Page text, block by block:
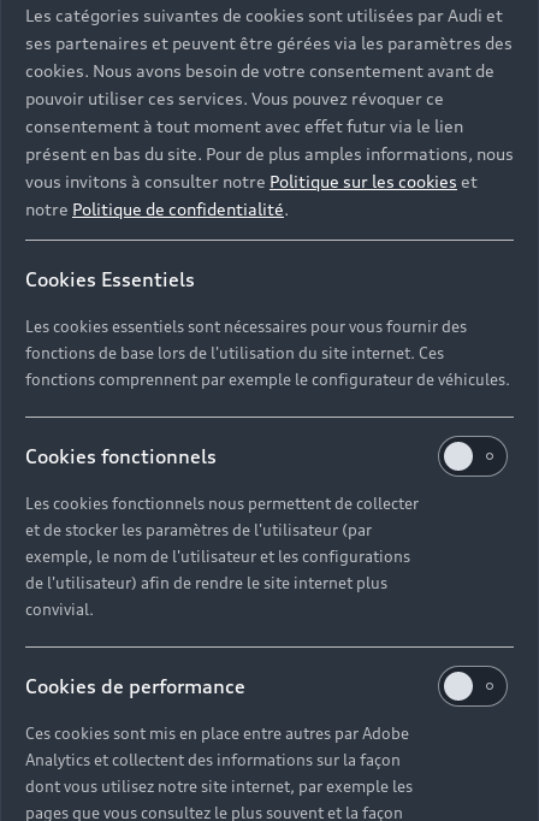
Les catégories suivantes de cookies sont utilisées par Audi et
ses partenaires et peuvent être gérées via les paramètres des
cookies. Nous avons besoin de votre consentement avant de
pouvoir utiliser ces services. Vous pouvez révoquer ce
consentement à tout moment avec effet futur via le lien
présent en bas du site. Pour de plus amples informations, nous
vous invitons à consulter notre Politique sur les cookies et
notre Politique de confidentialité.
Cookies Essentiels
Les cookies essentiels sont nécessaires pour vous fournir des
fonctions de base lors de l'utilisation du site internet. Ces
fonctions comprennent par exemple le configurateur de véhicules.
Cookies fonctionnels
Les cookies fonctionnels nous permettent de collecter
et de stocker les paramètres de l'utilisateur (par
exemple, le nom de l'utilisateur et les configurations
de l'utilisateur) afin de rendre le site internet plus
convivial.
Cookies de performance
Ces cookies sont mis en place entre autres par Adobe
Analytics et collectent des informations sur la façon
dont vous utilisez notre site internet, par exemple les
pages que vous consultez le plus souvent et la façon